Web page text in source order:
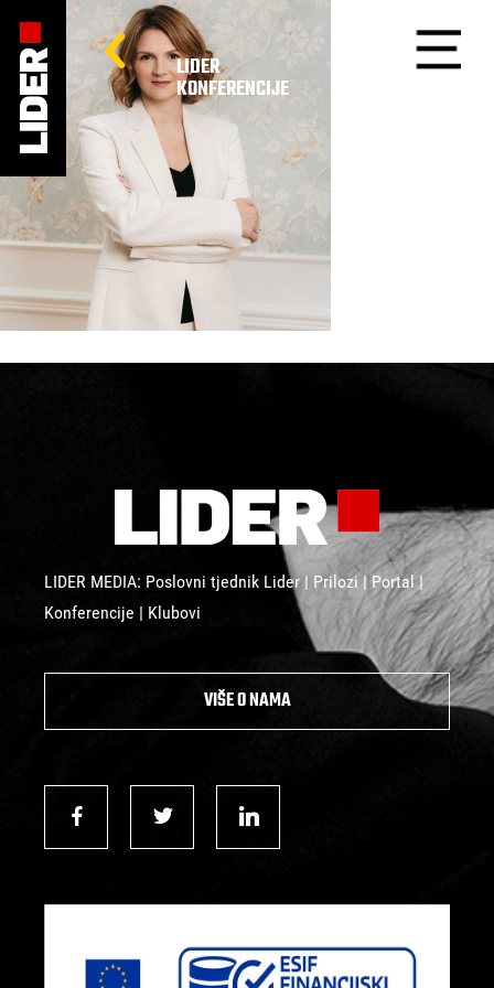
LIDER
KONFERENCIJE
LIDER MEDIA: Poslovni tjednik Lider | Prilozi | Portal |
Konferencije | Klubovi
VIŠE O NAMA